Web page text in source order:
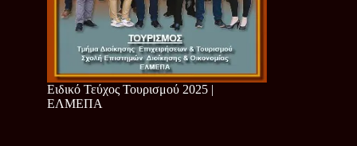
Ειδικό Τεύχος Τουρισμού 2025 |
ΕΛΜΕΠΑ